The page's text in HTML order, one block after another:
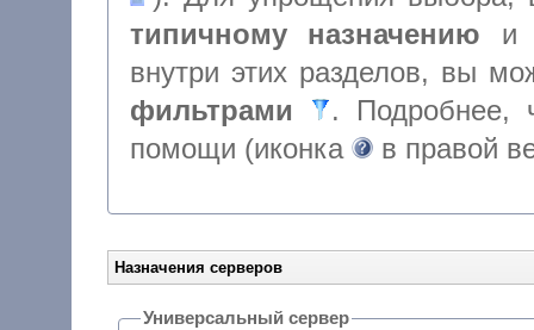
типичному назначению
внутри этих разделов, вы
фильтрами
. Подробнее,
помощи (иконка
в правой
Назначения серверов
Универсальный сервер